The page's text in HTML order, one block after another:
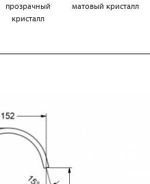
прозрачный
кристалл
матовый кристалл